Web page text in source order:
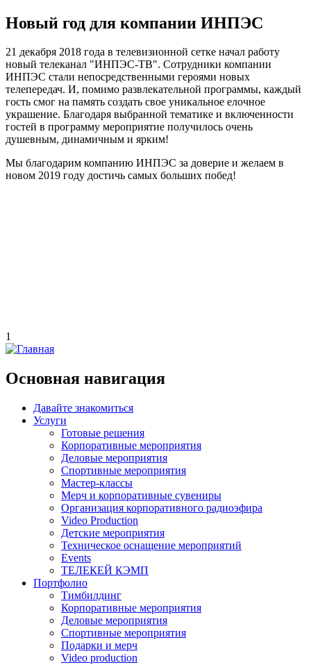
Новый год для компании ИНПЭС
21 декабря 2018 года в телевизионной сетке начал работу
новый телеканал "ИНПЭС-ТВ". Сотрудники компании
ИНПЭС стали непосредственными героями новых
телепередач. И, помимо развлекательной программы, каждый
гость смог на память создать свое уникальное елочное
украшение. Благодаря выбранной тематике и включенности
гостей в программу мероприятие получилось очень
душевным, динамичным и ярким!
Мы благодарим компанию ИНПЭС за доверие и желаем в
новом 2019 году достичь самых больших побед!
1
Основная навигация
Давайте знакомиться
Услуги
Готовые решения
Корпоративные мероприятия
Деловые мероприятия
Спортивные мероприятия
Мастер-классы
Мерч и корпоративные сувениры
Организация корпоративного радиоэфира
Video Production
Детские мероприятия
Техническое оснащение мероприятий
Events
ТЕЛЕКЕЙ КЭМП
Портфолио
Тимбилдинг
Корпоративные мероприятия
Деловые мероприятия
Спортивные мероприятия
Подарки и мерч
Video production